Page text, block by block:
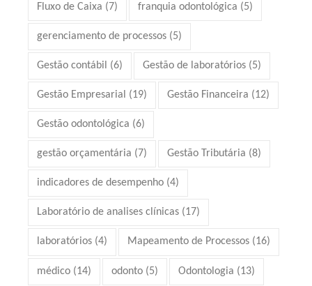
Fluxo de Caixa (7) franquia odontológica (5)
gerenciamento de processos (5)
Gestão contábil (6) Gestão de laboratórios (5)
Gestão Empresarial (19) Gestão Financeira (12)
Gestão odontológica (6)
gestão orçamentária (7) Gestão Tributária (8)
indicadores de desempenho (4)
Laboratório de analises clínicas (17)
laboratórios (4) Mapeamento de Processos (16)
médico (14) odonto (5) Odontologia (13)